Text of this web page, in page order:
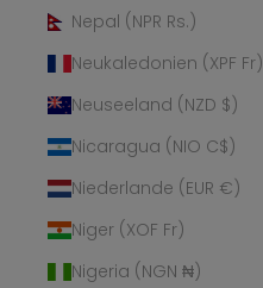
Nepal (NPR Rs.)
Neukaledonien (XPF Fr)
Neuseeland (NZD $)
Nicaragua (NIO C$)
Niederlande (EUR €)
Niger (XOF Fr)
Nigeria (NGN ₦)